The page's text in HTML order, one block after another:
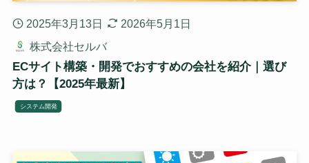
2025年3月13日
2026年5月1日
株式会社セルバ
ECサイト構築・開発でおすすめの会社を紹介｜選び
方は？【2025年最新】
システム開発